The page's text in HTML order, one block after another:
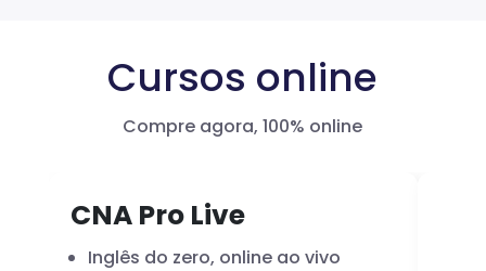
Cursos online
Compre agora, 100% online
CNA Pro Live
Inglês do zero, online ao vivo